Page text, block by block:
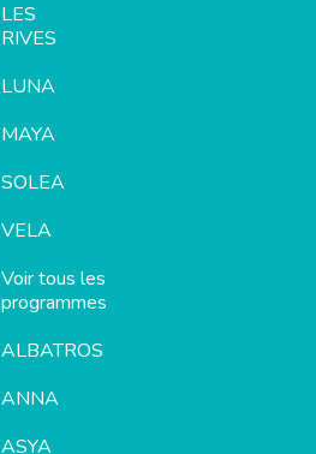
LES
RIVES
LUNA
MAYA
SOLEA
VELA
Voir tous les
programmes
ALBATROS
ANNA
ASYA